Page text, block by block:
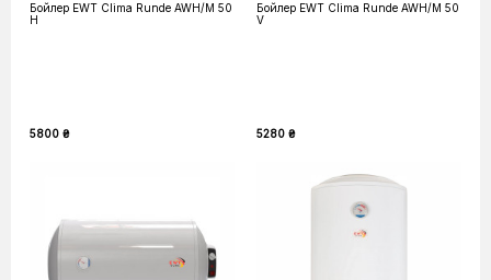
Бойлер EWT Clima Runde AWH/M 50
H
5800 ₴
Бойлер EWT Clima Runde AWH/M 50
V
5280 ₴